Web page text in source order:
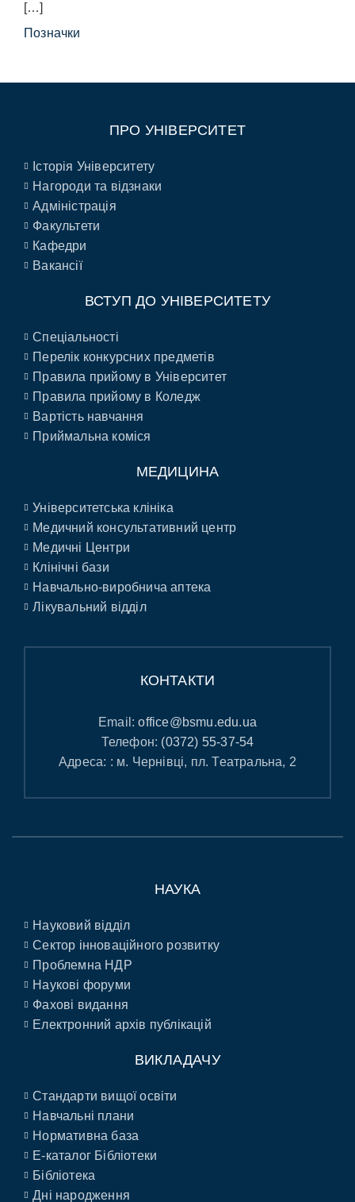
[…]
Позначки
ПРО УНІВЕРСИТЕТ
Історія Університету
Нагороди та відзнаки
Адміністрація
Факультети
Кафедри
Вакансії
ВСТУП ДО УНІВЕРСИТЕТУ
Спеціальності
Перелік конкурсних предметів
Правила прийому в Університет
Правила прийому в Коледж
Вартість навчання
Приймальна коміся
МЕДИЦИНА
Університетська клініка
Медичний консультативний центр
Медичні Центри
Клінічні бази
Навчально-виробнича аптека
Лікувальний відділ
КОНТАКТИ
Email:office@bsmu.edu.ua
Телефон: (0372) 55-37-54
Адреса: : м. Чернівці, пл. Театральна, 2
НАУКА
Науковий відділ
Сектор інноваційного розвитку
Проблемна НДР
Наукові форуми
Фахові видання
Електронний архів публікацій
ВИКЛАДАЧУ
Стандарти вищої освіти
Навчальні плани
Нормативна база
E-каталог Бібліотеки
Бібліотека
Дні народження